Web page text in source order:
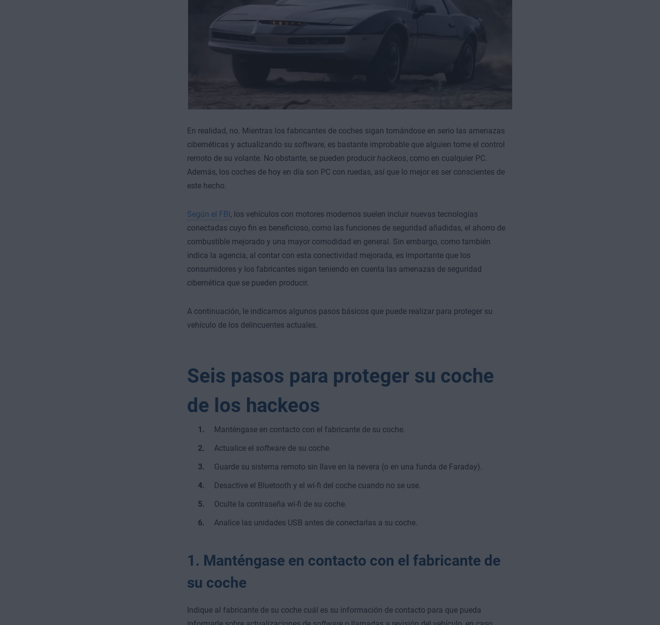
En realidad, no. Mientras los fabricantes de coches sigan tomándose en serio las amenazas
cibernéticas y actualizando su software, es bastante improbable que alguien tome el control
remoto de su volante. No obstante, se pueden producir hackeos, como en cualquier PC.
Además, los coches de hoy en día son PC con ruedas, así que lo mejor es ser conscientes de
este hecho.
Según el FBI , los vehículos con motores modernos suelen incluir nuevas tecnologías
conectadas cuyo fin es beneficioso, como las funciones de seguridad añadidas, el ahorro de
combustible mejorado y una mayor comodidad en general. Sin embargo, como también
indica la agencia, al contar con esta conectividad mejorada, es importante que los
consumidores y los fabricantes sigan teniendo en cuenta las amenazas de seguridad
cibernética que se pueden producir.
A continuación, le indicamos algunos pasos básicos que puede realizar para proteger su
vehículo de los delincuentes actuales.
Seis pasos para proteger su coche
de los hackeos
Manténgase en contacto con el fabricante de su coche.
Actualice el softwarede su coche.
Guarde su sistema remoto sin llave en la nevera (o en una funda de Faraday).
Desactive el Bluetooth y el wi-fi del coche cuando no se use.
Oculte la contraseña wi-fi de su coche.
Analice las unidades USB antes de conectarlas a su coche.
1. Manténgase en contacto con el fabricante de
su coche
Indique al fabricante de su coche cuál es su información de contacto para que pueda